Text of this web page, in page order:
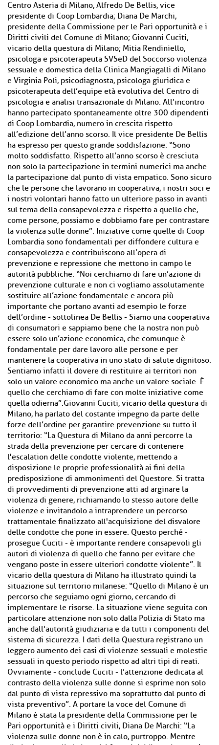
Centro Asteria di Milano, Alfredo De Bellis, vice
presidente di Coop Lombardia; Diana De Marchi,
presidente della Commissione per le Pari opportunità e i
Diritti civili del Comune di Milano; Giovanni Cuciti,
vicario della questura di Milano; Mitia Rendiniello,
psicologa e psicoterapeuta SVSeD del Soccorso violenza
sessuale e domestica della Clinica Mangiagalli di Milano
e Virginia Poli, psicodiagnosta, psicologa giuridica e
psicoterapeuta dell’equipe età evolutiva del Centro di
psicologia e analisi transazionale di Milano. All’incontro
hanno partecipato spontaneamente oltre 300 dipendenti
di Coop Lombardia, numero in crescita rispetto
all’edizione dell’anno scorso. Il vice presidente De Bellis
ha espresso per questo grande soddisfazione: “Sono
molto soddisfatto. Rispetto all’anno scorso è cresciuta
non solo la partecipazione in termini numerici ma anche
la partecipazione dal punto di vista empatico. Sono sicuro
che le persone che lavorano in cooperativa, i nostri soci e
i nostri volontari hanno fatto un ulteriore passo in avanti
sul tema della consapevolezza e rispetto a quello che,
come persone, possiamo e dobbiamo fare per contrastare
la violenza sulle donne”. Iniziative come quelle di Coop
Lombardia sono fondamentali per diffondere cultura e
consapevolezza e contribuiscono all’opera di
prevenzione e repressione che mettono in campo le
autorità pubbliche: “Noi cerchiamo di fare un’azione di
prevenzione culturale e non ci vogliamo assolutamente
sostituire all’azione fondamentale e ancora più
importante che portano avanti ad esempio le forze
dell’ordine - sottolinea De Bellis - Siamo una cooperativa
di consumatori e sappiamo bene che la nostra non può
essere solo un’azione economica, che comunque è
fondamentale per dare lavoro alle persone e per
mantenere la cooperativa in uno stato di salute dignitoso.
Sentiamo infatti il dovere di restituire ai territori non
solo un valore economico ma anche un valore sociale. È
quello che cerchiamo di fare con molte iniziative come
quella odierna”.Giovanni Cuciti, vicario della questura di
Milano, ha parlato del costante impegno da parte delle
forze dell’ordine per garantire prevenzione su tutto il
territorio: “La Questura di Milano da anni percorre la
strada della prevenzione per cercare di contenere
l'escalation delle condotte violente, mettendo a
disposizione le proprie professionalità ai fini della
predisposizione di ammonimenti del Questore. Si tratta
di provvedimenti di prevenzione atti ad arginare la
violenza di genere, richiamando lo stesso autore delle
violenze e invitandolo a intraprendere un percorso
trattamentale finalizzato all'acquisizione del disvalore
delle condotte che pone in essere. Questo perché -
prosegue Cuciti - è importante rendere consapevoli gli
autori di violenza di quello che fanno per evitare che
vengano poste in essere ulteriori condotte violente”. Il
vicario della questura di Milano ha illustrato quindi la
situazione sul territorio milanese: “Quello di Milano è un
percorso che seguiamo ogni giorno, cercando di
implementare le risorse. La situazione viene seguita con
particolare attenzione non solo dalla Polizia di Stato ma
anche dall'autorità giudiziaria e da tutti i componenti del
sistema di sicurezza. I dati della Questura registrano un
leggero aumento dei casi di violenze sessuali e molestie
sessuali in questo periodo rispetto ad altri tipi di reati.
Ovviamente - conclude Cuciti - l’attenzione dedicata al
contrasto della violenza sulle donne si esprime non solo
dal punto di vista repressivo ma soprattutto dal punto di
vista preventivo”. A portare la voce del Comune di
Milano è stata la presidente della Commissione per le
Pari opportunità e i Diritti civili, Diana De Marchi: “La
violenza sulle donne non è in calo, purtroppo. Mentre